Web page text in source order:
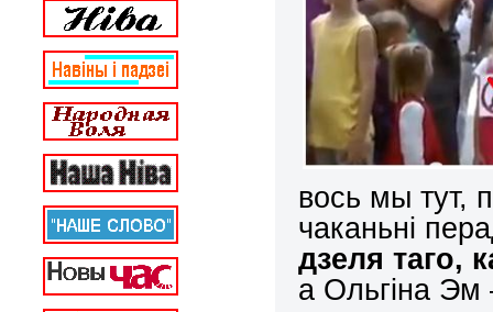
вось мы тут,
чаканьні
дзеля таго,
а Ольгіна Эм